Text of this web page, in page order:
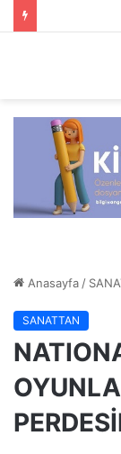
Anasayfa /
SANATTAN